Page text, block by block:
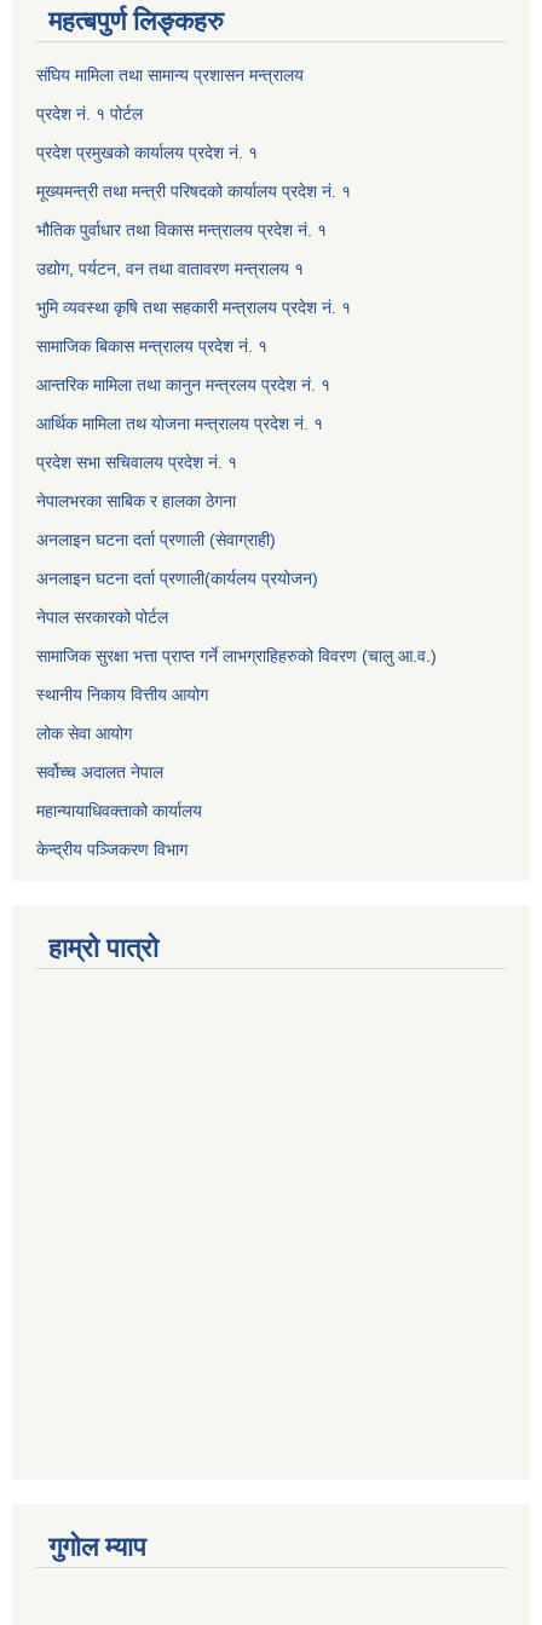
महत्बपुर्ण लिङ्कहरु
संघिय मामिला तथा सामान्य प्रशासन मन्त्रालय
प्रदेश नं. १ पोर्टल
प्रदेश प्रमुखको कार्यालय प्रदेश नं. १
मूख्यमन्त्री तथा मन्त्री परिषदको कार्यालय प्रदेश नं. १
भौतिक पुर्वाधार तथा विकास मन्त्रालय प्रदेश नं. १
उद्योग, पर्यटन, वन तथा वातावरण मन्त्रालय १
भुमि व्यवस्था कृषि तथा सहकारी मन्त्रालय प्रदेश नं. १
सामाजिक बिकास मन्त्रालय प्रदेश नं. १
आन्तरिक मामिला तथा कानुन मन्त्रलय प्रदेश नं. १
आर्थिक मामिला तथ योजना मन्त्रालय प्रदेश नं. १
प्रदेश सभा सचिवालय प्रदेश नं. १
नेपालभरका साबिक र हालका ठेगना
अनलाइन घटना दर्ता प्रणाली (सेवाग्राही)
अनलाइन घटना दर्ता प्रणाली(कार्यलय प्रयोजन)
नेपाल सरकारको पोर्टल
सामाजिक सुरक्षा भत्ता प्राप्त गर्ने लाभग्राहिहरुको विवरण (चालु आ.व.)
स्थानीय निकाय वित्तीय आयोग
लोक सेवा आयोग
सर्वोच्च अदालत नेपाल
महान्यायाधिवक्ताको कार्यालय
केन्द्रीय पञ्जिकरण विभाग
हाम्रो पात्रो
गुगोल म्याप